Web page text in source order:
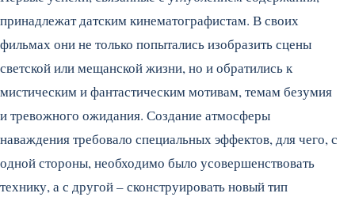
принадлежат датским кинематографистам. В своих
фильмах они не только попытались изобразить сцены
светской или мещанской жизни, но и обратились к
мистическим и фантастическим мотивам, темам безумия
и тревожного ожидания. Создание атмосферы
наваждения требовало специальных эффектов, для чего, с
одной стороны, необходимо было усовершенствовать
технику, а с другой – сконструировать новый тип